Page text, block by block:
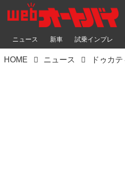
ニュース 新車 試乗インプレ
HOME ニュース